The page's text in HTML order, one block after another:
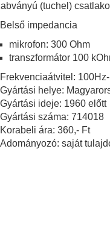
(tuchel)
Belső impedancia
mikrofon: 300 Ohm
transzformátor 100
Frekvenciaátvitel:
Gyártási helye:
Gyártási ideje: 1960 előtt
Gyártási száma: 714018
Korabeli ára: 360,- Ft
Adományozó: saját